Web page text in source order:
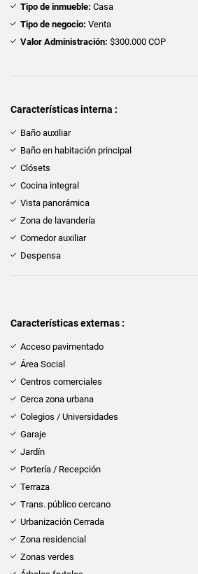
Tipo de inmueble: Casa
Tipo de negocio: Venta
Valor Administración: $300.000 COP
Características interna :
Baño auxiliar
Baño en habitación principal
Clósets
Cocina integral
Vista panorámica
Zona de lavandería
Comedor auxiliar
Despensa
Características externas :
Acceso pavimentado
Área Social
Centros comerciales
Cerca zona urbana
Colegios / Universidades
Garaje
Jardín
Portería / Recepción
Terraza
Trans. público cercano
Urbanización Cerrada
Zona residencial
Zonas verdes